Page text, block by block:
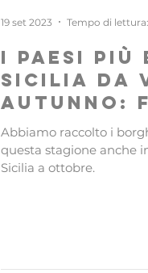
I paesi
Sicilia da
autunno:
Abbiamo raccolto i
questa stagione anche
Sicilia a ottobre.
19 set 2023 Tempo di